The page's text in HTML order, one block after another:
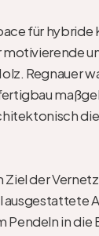
für
motivierende
Regnauer
der
in